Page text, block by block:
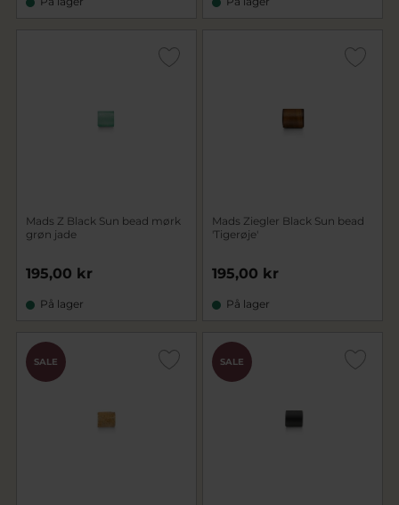
Mads Z Black Sun bead mørk
grøn jade
195,00 kr
På lager
Mads Ziegler Black Sun bead
'Tigerøje'
195,00 kr
På lager
SALE SALE